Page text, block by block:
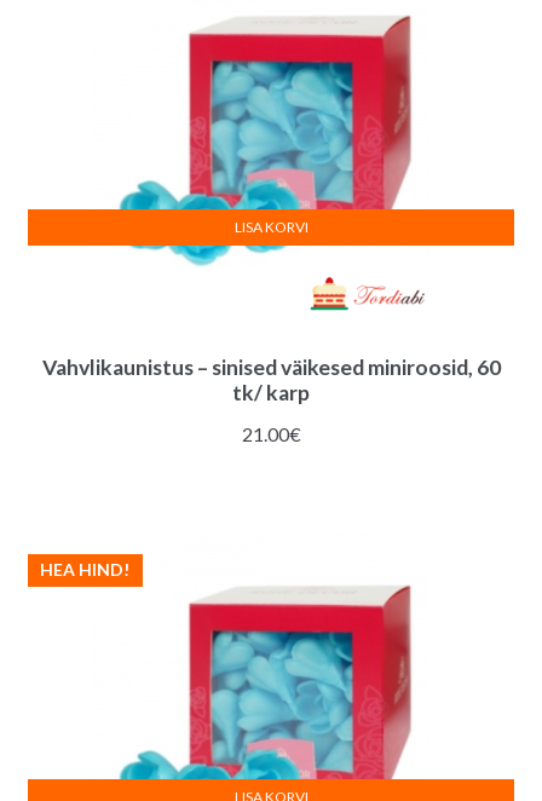
Vahvlikaunistus – sinised väikesed miniroosid, 60
tk/ karp
21.00€
LISA KORVI
HEA HIND!
LISA KORVI